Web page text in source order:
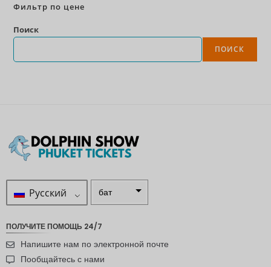
Фильтр по цене
Поиск
ПОИСК
Русский бат
я крона
ПОЛУЧИТЕ ПОМОЩЬ 24/7
Напишите нам по электронной почте
Пообщайтесь с нами